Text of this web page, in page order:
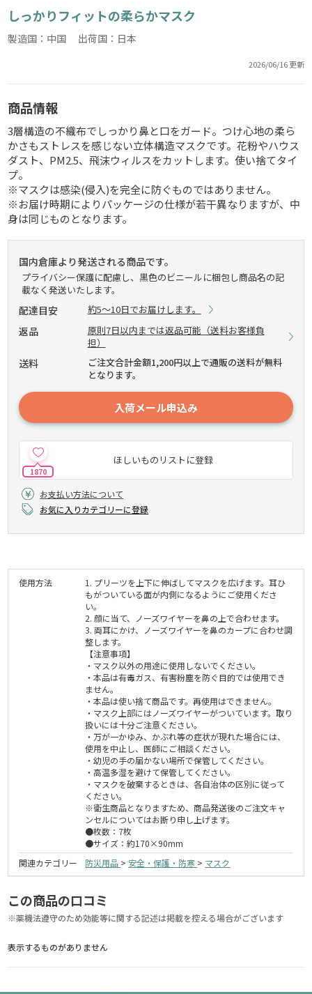
しっかりフィットの柔らかマスク
製造国：中国 出荷国：日本
2026/06/16 更新
商品情報
3層構造の不織布でしっかり鼻と口をガード。つけ心地の柔ら
かさもストレスを感じない立体構造マスクです。花粉やハウス
ダスト、PM2.5、飛沫ウィルスをカットします。使い捨てタイ
プ。
※マスクは感染(侵入)を完全に防ぐものではありません。
※お届け時期によりパッケージの仕様が若干異なりますが、中
身は同じものとなります。
国内倉庫より発送される商品です。
プライバシー保護に配慮し、黒色のビニールに梱包し商品名の記
載なく発送いたします。
配達目安 約5～10日でお届けします。
返品
原則7日以内までは返品可能（送料お客様負
担）
送料
ご注文合計金額1,200円以上で通販の送料が無料
となります。
入荷メール申込み
ほしいものリストに登録
1870
お支払い方法について
お気に入りカテゴリーに登録
使用方法
1. プリーツを上下に伸ばしてマスクを広げます。耳ひ
もがついている面が内側になるようにご使用くださ
い。
2. 顔に当て、ノーズワイヤーを鼻の上で合わせます。
3. 両耳にかけ、ノーズワイヤーを鼻のカープに合わせ調
整します。
【注意事項】
・マスク以外の用途に使用しないでください。
・本品は有毒ガス、有害粉塵を防ぐ目的では使用でき
ません。
・本品は使い捨て商品です。再使用はできません。
・マスク上部にはノーズワイヤーがついています。取り
扱いには十分ご注意ください。
・万が一かゆみ、かぶれ等の症状が現れた場合には、
使用を中止し、医師にご相談ください。
・幼児の手の届かない場所で保管してください。
・高温多湿を避けて保管してください。
・マスクを破棄するときは、各自治体の区別に従って
ください。
※衛生商品となりますため、商品発送後のご注文キャ
ンセルについてはお断り申し上げます。
●枚数：7枚
●サイズ：約170×90mm
関連カテゴリー
防災用品 > 安全・保護・防寒 > マスク
この商品の口コミ
※薬機法遵守のため効能等に関する記述は掲載を控える場合がございます
表示するものがありません